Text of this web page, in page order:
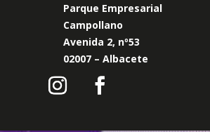
Parque Empresarial
Campollano
Avenida 2, nº53
02007 – Albacete